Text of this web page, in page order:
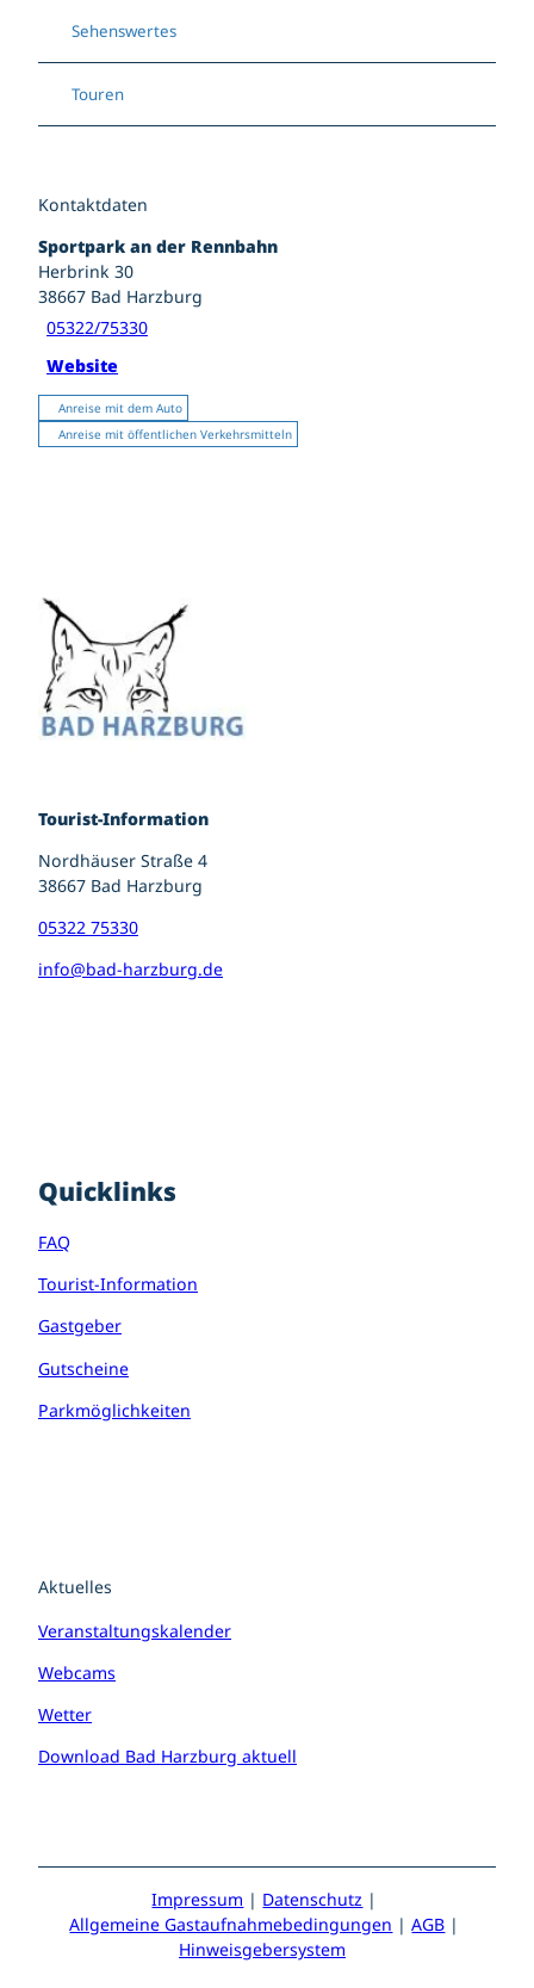
Sehenswertes
Touren
Kontaktdaten
Sportpark an der Rennbahn
Herbrink 30
38667 Bad Harzburg
05322/75330
Website
Anreise mit dem Auto
Anreise mit öffentlichen Verkehrsmitteln
Tourist-Information
Nordhäuser Straße 4
38667 Bad Harzburg
05322 75330
info@bad-harzburg.de
r
a
o
k
e
s
Quicklinks
FAQ
Tourist-Information
Gastgeber
Gutscheine
Parkmöglichkeiten
Aktuelles
Veranstaltungskalender
Webcams
Wetter
Download Bad Harzburg aktuell
Impressum
Datenschutz
Allgemeine Gastaufnahmebedingungen
AGB
Hinweisgebersystem